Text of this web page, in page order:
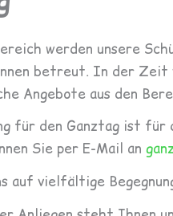
werden unsere
betreut. In der Zeit
Angebote aus den
für den Ganztag ist
Sie per E-Mail an
auf vielfältige